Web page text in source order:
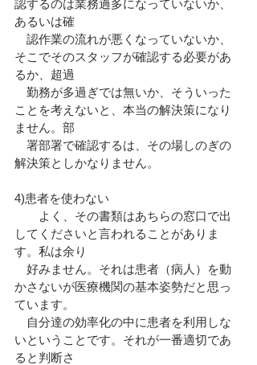
認するのは業務過多になっていないか、
あるいは確
認作業の流れが悪くなっていないか、
そこでそのスタッフが確認する必要があ
るか、超過
勤務が多過ぎでは無いか、そういった
ことを考えないと、本当の解決策になり
ません。部
署部署で確認するは、その場しのぎの
解決策としかなりません。
4)患者を使わない
よく、その書類はあちらの窓口で出
してくださいと言われることがありま
す。私は余り
好みません。それは患者（病人）を動
かさないが医療機関の基本姿勢だと思っ
ています。
自分達の効率化の中に患者を利用しな
いということです。それが一番適切であ
ると判断さ